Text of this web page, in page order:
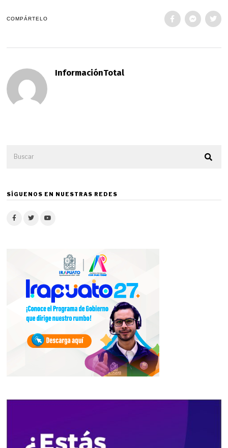
COMPÁRTELO
InformaciónTotal
SÍGUENOS EN NUESTRAS REDES